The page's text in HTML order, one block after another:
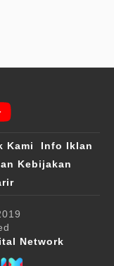
Kami
Info Iklan
Kebijakan
Network